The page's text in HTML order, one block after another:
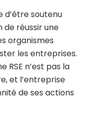
d’être soutenu
réussir une
organismes
les entreprises.
RSE n’est pas la
et l’entreprise
de ses actions